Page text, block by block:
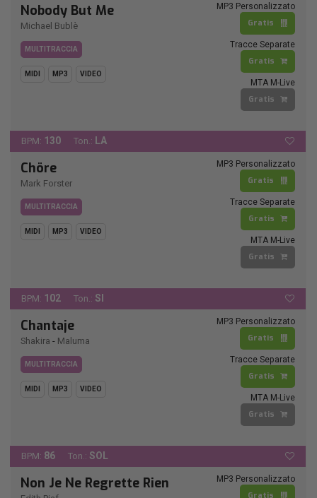
Nobody But Me
Michael Bublè
MULTITRACCIA
MIDI MP3 VIDEO
MP3 Personalizzato
Gratis
Tracce Separate
Gratis
MTA M-Live
Gratis
BPM: 130 Ton.: LA
Chöre
Mark Forster
MULTITRACCIA
MIDI MP3 VIDEO
MP3 Personalizzato
Gratis
Tracce Separate
Gratis
MTA M-Live
Gratis
BPM: 102 Ton.: SI
Chantaje
Shakira - Maluma
MULTITRACCIA
MIDI MP3 VIDEO
MP3 Personalizzato
Gratis
Tracce Separate
Gratis
MTA M-Live
Gratis
BPM: 86 Ton.: SOL
Non Je Ne Regrette Rien MP3 Personalizzato
Gratis